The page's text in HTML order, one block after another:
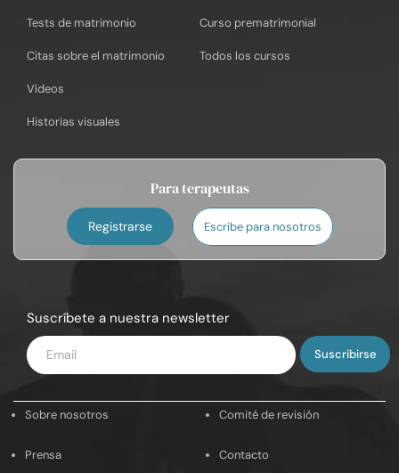
Tests de matrimonio
Citas sobre el matrimonio
Vídeos
Historias visuales
Curso prematrimonial
Todos los cursos
Para terapeutas
Registrarse Escribe para nosotros
Suscríbete a nuestra newsletter
Introduce
tu
Sobre nosotros Comité de revisión
Prensa Contacto